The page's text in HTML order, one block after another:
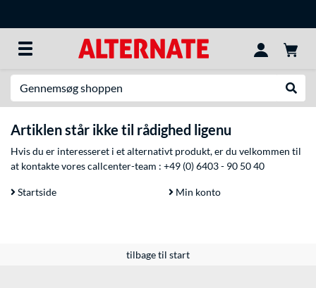
Artiklen står ikke til rådighed ligenu
Hvis du er interesseret i et alternativt produkt, er du velkommen til
at kontakte vores callcenter-team : +49 (0) 6403 - 90 50 40
Startside Min konto
tilbage til start